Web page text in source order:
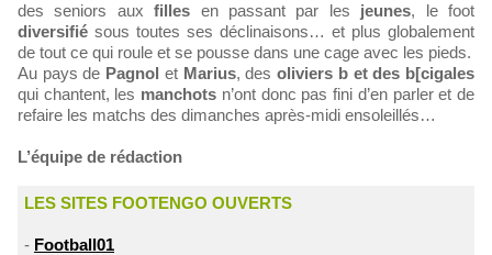
des seniors auxfilles en passant par les jeunes, le foot
diversifié sous toutes ses déclinaisons… et plus globalement
de tout ce qui roule et se pousse dans une cage avec les pieds.
Au pays de Pagnol et Marius, desoliviers b et des b[cigales
qui chantent, les manchots n’ont donc pas fini d’en parler et de
refaire les matchs des dimanches après-midi ensoleillés…
L’équipe de rédaction
LES SITES FOOTENGO OUVERTS
- Football01